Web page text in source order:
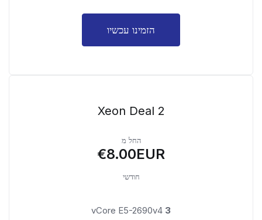
הזמינו עכשיו
Xeon Deal 2
החל מ
€8.00EUR
חודשי
3